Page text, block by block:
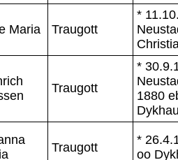
Maria Traugott
*
Traugott
*
1880
Traugott
*
oo